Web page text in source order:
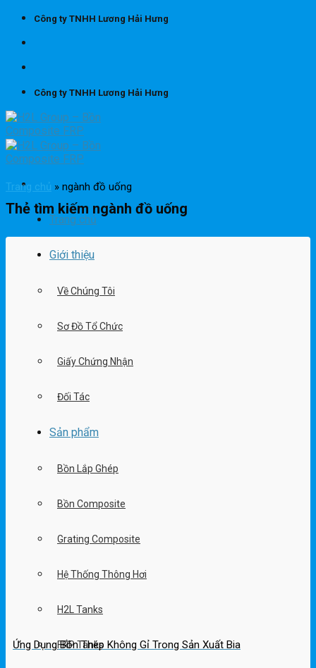
Skip
content
Công ty TNHH Lương Hải Hưng
Công ty TNHH Lương Hải Hưng
Trang chủ
Giới thiệu
Về Chúng Tôi
Sơ Đồ Tổ Chức
Giấy Chứng Nhận
Đối Tác
Sản phẩm
Bồn Lắp Ghép
Bồn Composite
Grating Composite
Hệ Thống Thông Hơi
H2L Tanks
FRP Tanks
Trang chủ » ngành đồ uống
Thẻ tìm kiếm ngành đồ uống
Ứng Dụng Bồn Thép Không Gỉ Trong Sản Xuất Bia